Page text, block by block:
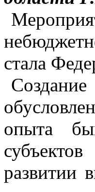
стала
опыта
развитии